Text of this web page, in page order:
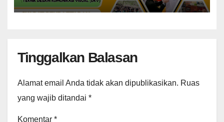
Tinggalkan Balasan
Alamat email Anda tidak akan dipublikasikan. Ruas
yang wajib ditandai *
Komentar *